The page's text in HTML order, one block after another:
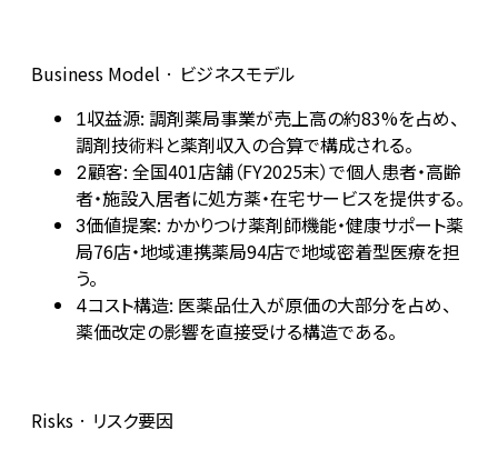
Business Model · ビジネスモデル
1収益源: 調剤薬局事業が売上高の約83%を占め、
調剤技術料と薬剤収入の合算で構成される。
2顧客: 全国401店舗（FY2025末）で個人患者・高齢
者・施設入居者に処方薬・在宅サービスを提供する。
3価値提案: かかりつけ薬剤師機能・健康サポート薬
局76店・地域連携薬局94店で地域密着型医療を担
う。
4コスト構造: 医薬品仕入が原価の大部分を占め、
薬価改定の影響を直接受ける構造である。
Risks · リスク要因